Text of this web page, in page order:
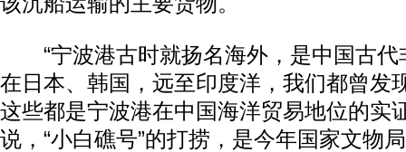
“宁波港古时就扬名海外，是中国古代
在日本、韩国，远至印度洋，我们都曾发
这些都是宁波港在中国海洋贸易地位的实
说，“小白礁号”的打捞，是今年国家文物